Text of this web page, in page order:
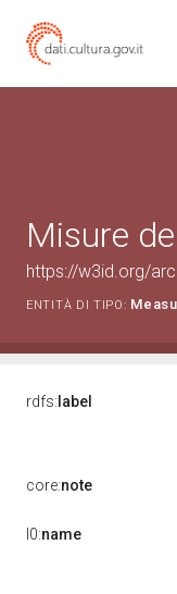
Misure
https://w3id.org/
ENTITÀ DI TIPO:
rdfs: label
core:note
l0:name